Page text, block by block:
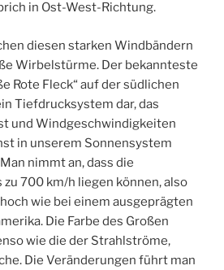
in Ost-West-Richtung.
diesen starken Windbändern
Wirbelstürme. Der bekannteste
Rote Fleck“ auf der südlichen
Tiefdrucksystem dar, das
und Windgeschwindigkeiten
in unserem Sonnensystem
nimmt an, dass die
700 km/h liegen können, also
wie bei einem ausgeprägten
Die Farbe des Großen
wie die der Strahlströme,
Die Veränderungen führt man